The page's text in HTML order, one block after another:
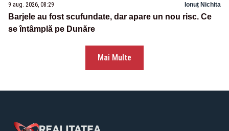
9 aug. 2026, 08:29 Ionuț Nichita
Barjele au fost scufundate, dar apare un nou risc. Ce
se întâmplă pe Dunăre
Mai Multe